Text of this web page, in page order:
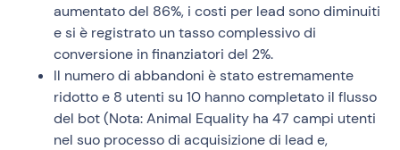
aumentato del 86%, i costi per lead sono diminuiti
e si è registrato un tasso complessivo di
conversione in finanziatori del 2%.
Il numero di abbandoni è stato estremamente
ridotto e 8 utenti su 10 hanno completato il flusso
del bot (Nota: Animal Equality ha 47 campi utenti
nel suo processo di acquisizione di lead e,